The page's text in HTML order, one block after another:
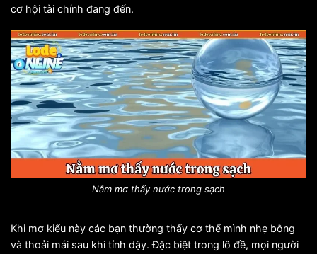
cơ hội tài chính đang đến.
Nằm mơ thấy nước trong sạch
Khi mơ kiểu này các bạn thường thấy cơ thể mình nhẹ bỗng
và thoải mái sau khi tỉnh dậy. Đặc biệt trong lô đề, mọi người